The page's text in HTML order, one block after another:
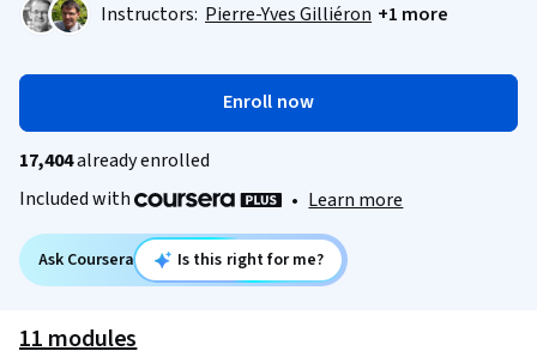
Instructors: Pierre-Yves Gilliéron +1 more
Enroll now
17,404already enrolled
Included with
• Learn more
Ask Coursera Is this right for me?
11 modules